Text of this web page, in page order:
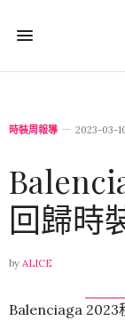
時裝周報導 2023-03-
回歸時
by ALICE
Balenciaga 2023